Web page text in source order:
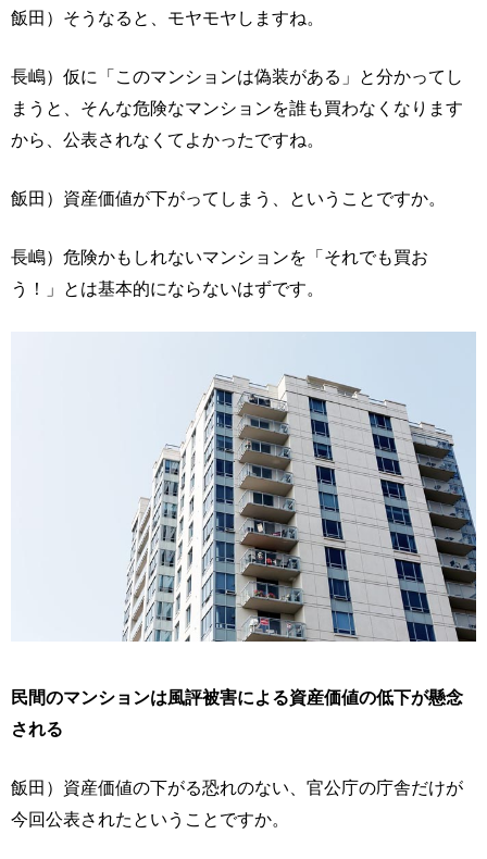
飯田）そうなると、モヤモヤしますね。
長嶋）仮に「このマンションは偽装がある」と分かってし
まうと、そんな危険なマンションを誰も買わなくなります
から、公表されなくてよかったですね。
飯田）資産価値が下がってしまう、ということですか。
長嶋）危険かもしれないマンションを「それでも買お
う！」とは基本的にならないはずです。
民間のマンションは風評被害による資産価値の低下が懸念
される
飯田）資産価値の下がる恐れのない、官公庁の庁舎だけが
今回公表されたということですか。